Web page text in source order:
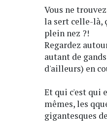
Vous ne
la sert celle-là,
plein nez ?!
Regardez
autant de
d'ailleurs) en
Et qui c'est qui
mêmes, les
gigantesques